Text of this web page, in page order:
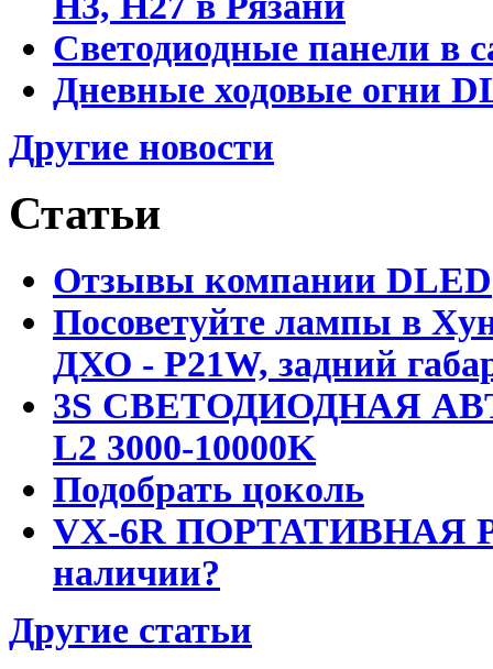
Светодиодные панели в
Дневные ходовые огни
Другие новости
Статьи
Отзывы компании DLED
Посоветуйте лампы в
ДХО - P21W, задний
3S СВЕТОДИОДНАЯ
L2 3000-10000K
Подобрать цоколь
VX-6R ПОРТАТИВНАЯ
наличии?
Другие статьи